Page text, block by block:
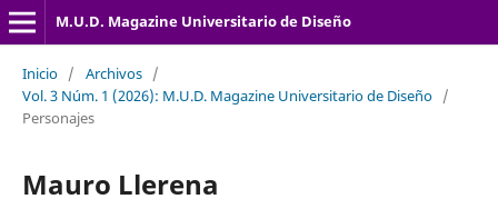
M.U.D. Magazine Universitario de Diseño
Inicio / Archivos /
Vol. 3 Núm. 1 (2026): M.U.D. Magazine Universitario de Diseño /
Personajes
Mauro Llerena